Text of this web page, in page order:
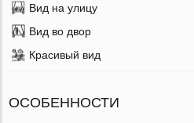
Вид на улицу
Вид во двор
Красивый вид
ОСОБЕННОСТИ